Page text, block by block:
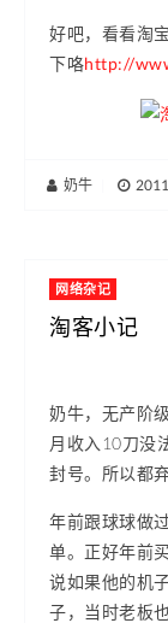
好吧，看看淘
下咯http://
奶牛
网络杂记
淘客小记
奶牛，无产阶
月收入10刀没
封号。所以都弃
年前跟球球做
单。正好年前
说如果他的机
子，当时老板